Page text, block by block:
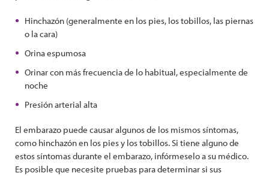
Hinchazón (generalmente en los pies, los tobillos, las piernas
o la cara)
Orina espumosa
Orinar con más frecuencia de lo habitual, especialmente de
noche
Presión arterial alta
El embarazo puede causar algunos de los mismos síntomas,
como hinchazón en los pies y los tobillos. Si tiene alguno de
estos síntomas durante el embarazo, infórmeselo a su médico.
Es posible que necesite pruebas para determinar si sus